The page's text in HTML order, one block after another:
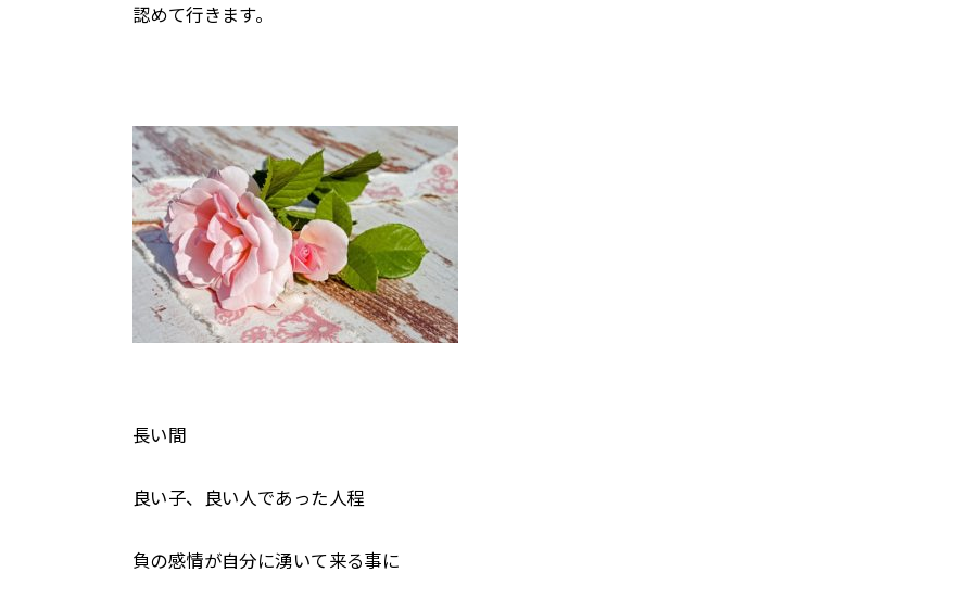
認めて行きます。
長い間
良い子、良い人であった人程
負の感情が自分に湧いて来る事に